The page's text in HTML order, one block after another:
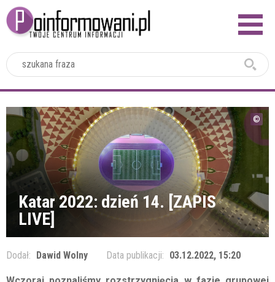
Katar 2022: dzień 14. [ZAPIS
LIVE]
Dodał: Dawid Wolny Data publikacji: 03.12.2022, 15:20